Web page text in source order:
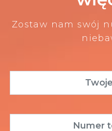
Zostaw nam swój